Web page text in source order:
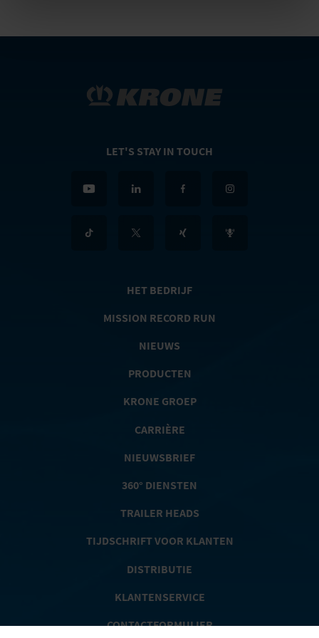
LET'S STAY IN TOUCH
HET BEDRIJF
MISSION RECORD RUN
NIEUWS
PRODUCTEN
KRONE GROEP
CARRIÈRE
NIEUWSBRIEF
360° DIENSTEN
TRAILER HEADS
TIJDSCHRIFT VOOR KLANTEN
DISTRIBUTIE
KLANTENSERVICE
CONTACTFORMULIER